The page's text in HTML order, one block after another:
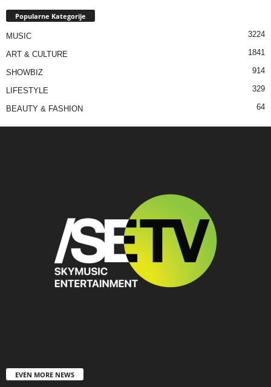
Popularne Kategorije
MUSIC 3224
ART & CULTURE 1841
SHOWBIZ 914
LIFESTYLE 329
BEAUTY & FASHION 64
EVEN MORE NEWS